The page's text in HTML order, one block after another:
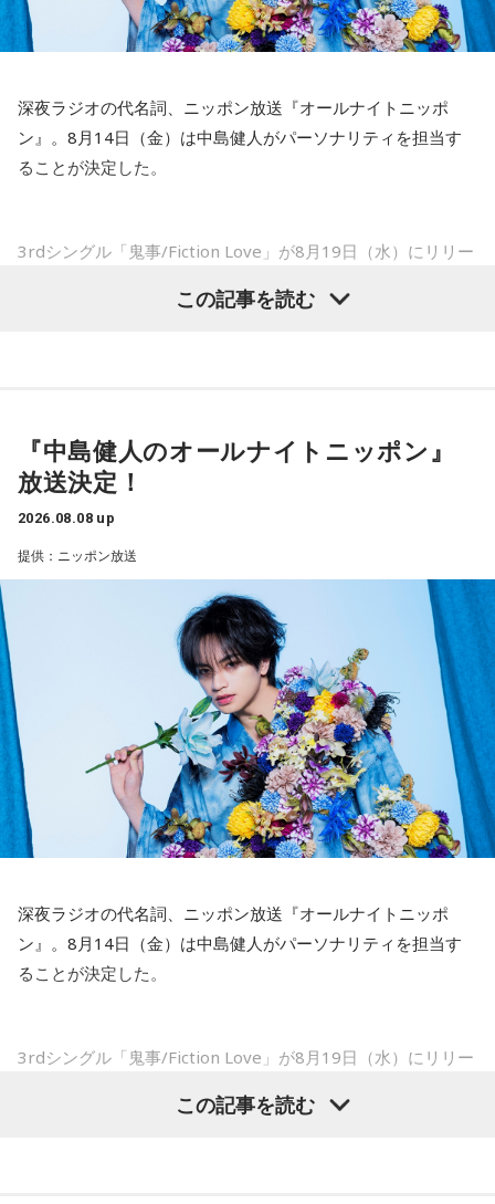
持っている選手だと思いますから、良いエネルギーに変えて
もらいたいなと思います。
----------------------------------------------------
この日の放送をradikoタイムフリーで聴く
※放送エリア外の方は、プレミアム会員の登録でご利用いた
だけます。
＜番組概要＞
番組名：SPORTS BEAT supported by TOYOTA
放送日時：毎週土曜 10:00～10:50
パーソナリティ：藤木直人、高見侑里
手術をして、早く復帰ができるようにというので決断しまし
た」
――以前から痛みはあったのでしょうか？
山田「痛みがない範囲でできていたのですが、痛みの場所が
動いてしまって、数ミリでも痛みの場所が動くだけで痛みが
変わってくるので」
――実戦復帰まで4ヶ月という診断のもと、ファームで最初に
ラーが出たり、身体との感覚がつながりずらかったりするな
かで、本当にトレーナーさんのおかげでうまくやっていただ
――石垣島で自主トレをともにした後輩である篠原響投手の
活躍をどうご覧になられましたか？
山田「球速がすごくて、僕も追いつけるように頑張ります」
――オールスターゲームの前に1軍へ復帰しました。ここまで
2試合に登板してみていかがですか？
山田「自分の持ち味が出せて抑えられることができたので、
そこは1番よかったのかなと思います。試合で投げる、野球が
できる感謝というのも再び感じることができましたし、野球
が楽しかったですね」
たれていないです。
山田「そうなんですか？ 何の意識もしていないです（笑）。
1イニングを無失点で抑える。どれだけピンチを作っても無失
※インタビュアー：文化放送・斉藤一美アナウンサー
深夜ラジオの代名詞、ニッポン放送『オールナイトニッポ
ン』。8月14日（金）は中島健人がパーソナリティを担当す
ることが決定した。
3rdシングル「鬼事/Fiction Love」が8月19日（水）にリリー
ティを初めて担当する。番組では、新曲「鬼事/Fiction
盛りだくさんの内容でお届けする一夜限りの特別番組『中島
健人のオールナイトニッポン』は8月14日(金)25時からニッポ
ン放送をキーステーションに全国ネットで放送。
■募集メール
◎メールテーマ『鬼事』
TVアニメ『逃げ上手の若君』第2期オープニングテーマ「鬼
事」。中島健人はこの「鬼事」を「日々のイラッとした出来
事」や「心がザワザワした、モヤモヤした事」を表す言葉と
してカジュアルに使っています。そんな、あなたの周りで起
きた「鬼事」を教えてください。
中島健人が、どう立ち回ればよかったのか手を差し伸べま
す。
◎コーナー『人生アイズ相談ドラゴン』
「仕事場の上司、良い人なんだけどここが好きになれなく
「友人と遊んだ時に言われたあの一言がずっとモヤモヤして
「優柔不断な性格のせいで、こんな事が…」
この記事を読む
『中島健人のオールナイトニッポン』
放送決定！
2026.08.08 up
提供：ニッポン放送
深夜ラジオの代名詞、ニッポン放送『オールナイトニッポ
ン』。8月14日（金）は中島健人がパーソナリティを担当す
ることが決定した。
3rdシングル「鬼事/Fiction Love」が8月19日（水）にリリー
ティを初めて担当する。番組では、新曲「鬼事/Fiction
この記事を読む